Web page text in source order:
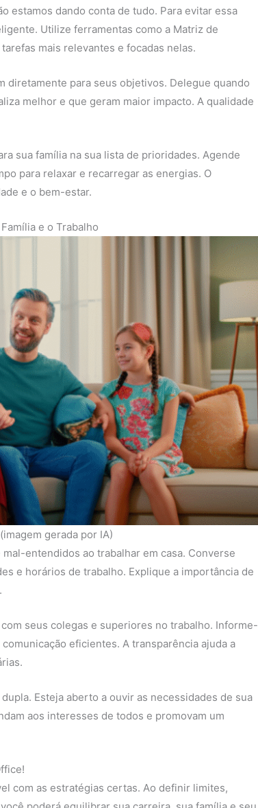
estamos dando conta de tudo. Para evitar essa
Utilize ferramentas como a Matriz de
mais relevantes e focadas nelas.
diretamente para seus objetivos. Delegue quando
melhor e que geram maior impacto. A qualidade
sua família na sua lista de prioridades. Agende
para relaxar e recarregar as energias. O
e o bem-estar.
e o Trabalho
gerada por IA)
entendidos ao trabalhar em casa. Converse
e horários de trabalho. Explique a importância de
seus colegas e superiores no trabalho. Informe-
eficientes. A transparência ajuda a
Esteja aberto a ouvir as necessidades de sua
aos interesses de todos e promovam um
com as estratégias certas. Ao definir limites,